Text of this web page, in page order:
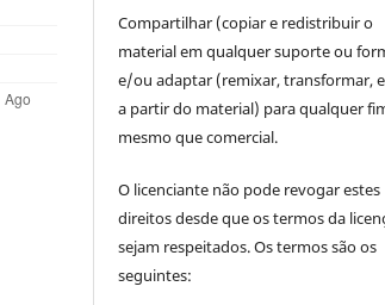
Compartilhar (copiar e redistribuir o
material em qualquer suporte ou
e/ou adaptar (remixar, transformar,
a partir do material) para qualquer
mesmo que comercial.
O licenciante não pode revogar estes
direitos desde que os termos da
sejam respeitados. Os termos são os
seguintes: